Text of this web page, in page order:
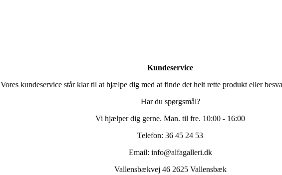
Kundeservice
Vores kundeservice står klar til at hjælpe dig med at finde det helt rette produkt eller
Har du spørgsmål?
Vi hjælper dig gerne. Man. til fre. 10:00 - 16:00
Telefon: 36 45 24 53
Email: info@alfagalleri.dk
Vallensbækvej 46 2625 Vallensbæk